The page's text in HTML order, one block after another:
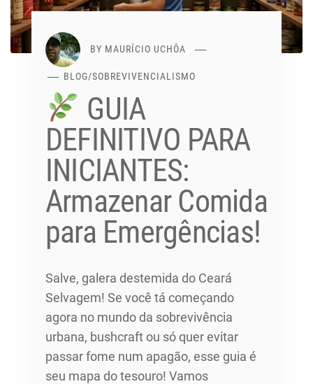
BY MAURÍCIO UCHÔA
BLOG/SOBREVIVENCIALISMO
GUIA
DEFINITIVO PARA
INICIANTES:
Armazenar Comida
para Emergências!
Salve, galera destemida do Ceará
Selvagem! Se você tá começando
agora no mundo da sobrevivência
urbana, bushcraft ou só quer evitar
passar fome num apagão, esse guia é
seu mapa do tesouro! Vamos